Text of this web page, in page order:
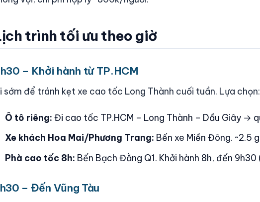
trình tối ưu theo giờ
– Khởi hành từ TP.HCM
sớm để tránh kẹt xe cao tốc Long Thành cuối tuần. Lựa chọn:
Ô tô riêng: Đi cao tốc TP.HCM – Long Thành – Dầu Giây →
Xe khách Hoa Mai/Phương Trang: Bến xe Miền Đông. ~2.5
Phà cao tốc 8h: Bến Bạch Đằng Q1. Khởi hành 8h, đến 9h30
– Đến Vũng Tàu